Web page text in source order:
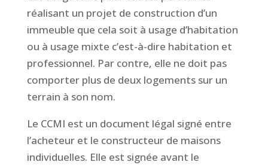
réalisant un projet de construction d’un
immeuble que cela soit à usage d’habitation
ou à usage mixte c’est-à-dire habitation et
professionnel. Par contre, elle ne doit pas
comporter plus de deux logements sur un
terrain à son nom.
Le CCMI est un document légal signé entre
l’acheteur et le constructeur de maisons
individuelles. Elle est signée avant le